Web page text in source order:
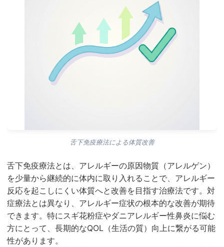
舌下免疫療法による体質改善
舌下免疫療法とは、アレルギーの原因物質（アレルゲン）
を少量から継続的に体内に取り入れることで、アレルギー
反応を起こしにくい体質へと改善を目指す治療法です。対
症療法とは異なり、アレルギー症状の根本的な改善が期待
できます。特にスギ花粉症やダニアレルギー性鼻炎に悩む
方にとって、長期的なQOL（生活の質）向上に繋がる可能
性があります。